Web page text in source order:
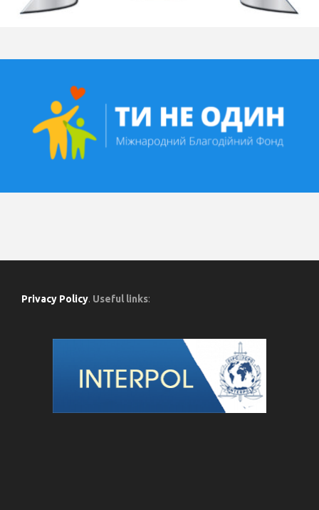
Privacy Policy. Useful links: